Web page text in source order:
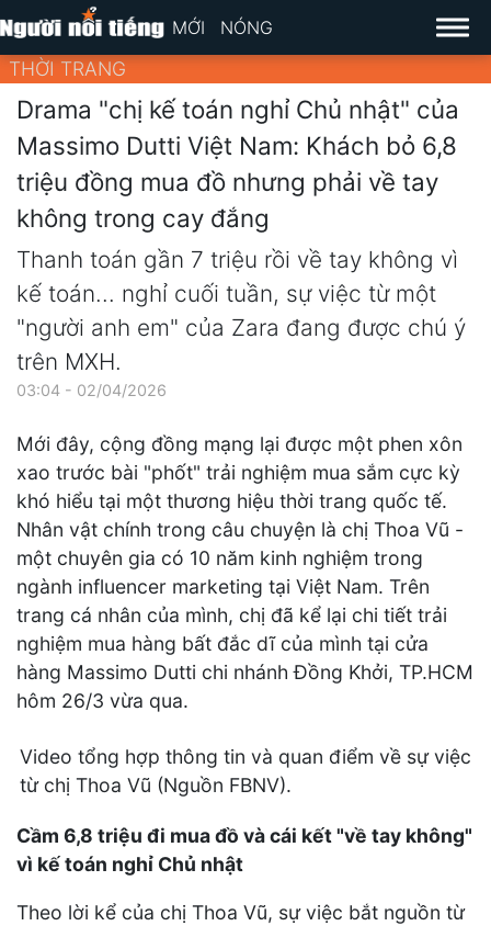
MỚI NÓNG
THỜI TRANG
Drama "chị kế toán nghỉ Chủ nhật" của
Massimo Dutti Việt Nam: Khách bỏ 6,8
triệu đồng mua đồ nhưng phải về tay
không trong cay đắng
Thanh toán gần 7 triệu rồi về tay không vì
kế toán... nghỉ cuối tuần, sự việc từ một
"người anh em" của Zara đang được chú ý
trên MXH.
03:04 - 02/04/2026
Mới đây, cộng đồng mạng lại được một phen xôn
xao trước bài "phốt" trải nghiệm mua sắm cực kỳ
khó hiểu tại một thương hiệu thời trang quốc tế.
Nhân vật chính trong câu chuyện là chị Thoa Vũ -
một chuyên gia có 10 năm kinh nghiệm trong
ngành influencer marketing tại Việt Nam. Trên
trang cá nhân của mình, chị đã kể lại chi tiết trải
nghiệm mua hàng bất đắc dĩ của mình tại cửa
hàng Massimo Dutti chi nhánh Đồng Khởi, TP.HCM
hôm 26/3 vừa qua.
Video tổng hợp thông tin và quan điểm về sự việc
từ chị Thoa Vũ (Nguồn FBNV).
Cầm 6,8 triệu đi mua đồ và cái kết "về tay không"
vì kế toán nghỉ Chủ nhật
Theo lời kể của chị Thoa Vũ, sự việc bắt nguồn từ